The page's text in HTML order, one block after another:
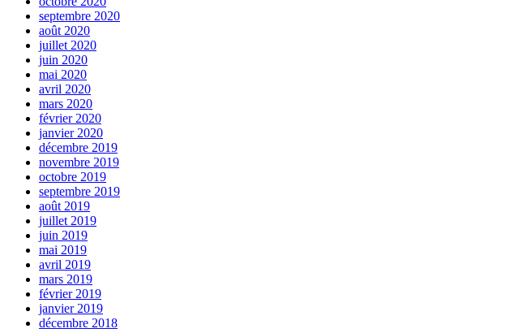
septembre 2020
août 2020
juillet 2020
juin 2020
mai 2020
avril 2020
mars 2020
février 2020
janvier 2020
décembre 2019
novembre 2019
octobre 2019
septembre 2019
août 2019
juillet 2019
juin 2019
mai 2019
avril 2019
mars 2019
février 2019
janvier 2019
décembre 2018